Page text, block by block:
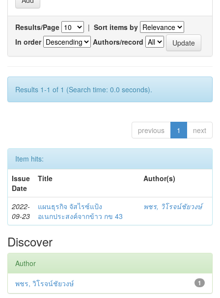
Results/Page | Sort items by
In order
Authors/record
Results 1-1 of 1 (Search time: 0.0 seconds).
previous 1 next
Item hits:
Issue
Date
Title Author(s)
2022-
09-23
แผนธุรกิจ จัสไรซ์แป้ง
อเนกประสงค์จากข้าว กข 43
พชร, วิโรจน์ชัยวงษ์
Discover
Author
1
พชร, วิโรจน์ชัยวงษ์